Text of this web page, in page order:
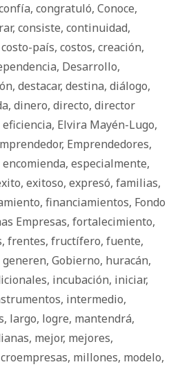
, congratuló, Conoce,
, consiste, continuidad,
costo-país, costos, creación,
, Desarrollo,
, destacar, destina, diálogo,
, dinero, directo, director
eficiencia, Elvira Mayén-Lugo,
, Emprendedores,
encomienda, especialmente,
, exitoso, expresó, familias,
, financiamientos, Fondo
Empresas, fortalecimiento,
, frentes, fructífero, fuente,
generen, Gobierno, huracán,
, incubación, iniciar,
, intermedio,
, largo, logre, mantendrá,
, mejor, mejores,
, millones, modelo,